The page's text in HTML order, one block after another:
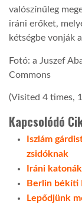
valószínűleg
iráni erőket,
kétségbe vonják
Fotó: a Juszef
Commons
(Visited 4 times,
Kapcsolódó
Iszlám
zsidóknak
Iráni
Berlin békíti
Lepődjünk